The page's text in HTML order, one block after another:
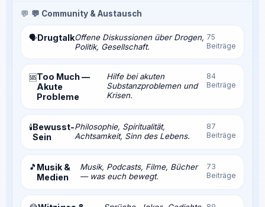
💬 💬 Community & Austausch
🗣️DrugtalkOffene Diskussionen über Drogen,
Politik, Gesellschaft.
75
Beiträge
🆘Too Much —
Akute
Probleme
Hilfe bei akuten
Substanzproblemen und
Krisen.
84
Beiträge
🕯️Bewusst-
Sein
Philosophie, Spiritualität,
Achtsamkeit, Sinn des Lebens.
87
Beiträge
🎵 Musik &
Medien
Musik, Podcasts, Filme, Bücher
— was euch bewegt.
73
Beiträge